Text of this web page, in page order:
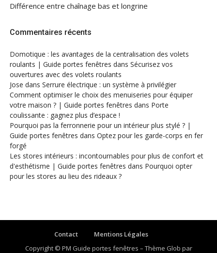
Différence entre chaînage bas et longrine
Commentaires récents
Domotique : les avantages de la centralisation des volets
roulants | Guide portes fenêtres dans Sécurisez vos
ouvertures avec des volets roulants
Jose dans Serrure électrique : un système à privilégier
Comment optimiser le choix des menuiseries pour équiper
votre maison ? | Guide portes fenêtres dans Porte
coulissante : gagnez plus d’espace !
Pourquoi pas la ferronnerie pour un intérieur plus stylé ? |
Guide portes fenêtres dans Optez pour les garde-corps en fer
forgé
Les stores intérieurs : incontournables pour plus de confort et
d'esthétisme | Guide portes fenêtres dans Pourquoi opter
pour les stores au lieu des rideaux ?
Contact
Mentions Légales
Copyright © PM Guide portes fenêtres – Thème Glob par